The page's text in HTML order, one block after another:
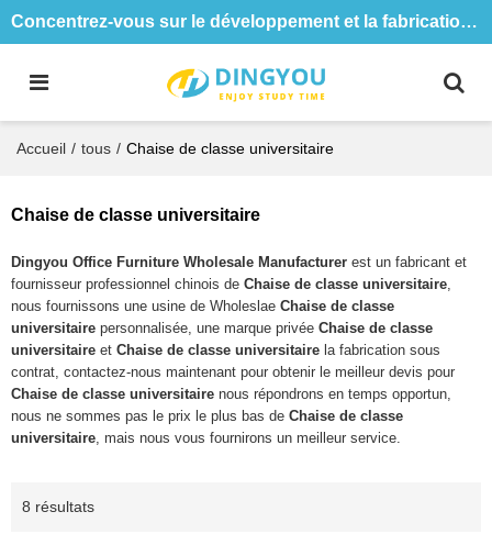
Concentrez-vous sur le développement et la fabrication de tables et de chaises de formation depuis 18 ans
Accueil / tous / Chaise de classe universitaire
Chaise de classe universitaire
Dingyou Office Furniture Wholesale Manufacturer est un fabricant et
fournisseur professionnel chinois de Chaise de classe universitaire
nous fournissons une usine de Wholeslae Chaise de classe
universitaire personnalisée, une marque privée Chaise de classe
universitaire et Chaise de classe universitaire la fabrication sous
contrat, contactez-nous maintenant pour obtenir le meilleur devis pour
Chaise de classe universitaire nous répondrons en temps opportun,
nous ne sommes pas le prix le plus bas de Chaise de classe
universitaire , mais nous vous fournirons un meilleur service.
8 résultats